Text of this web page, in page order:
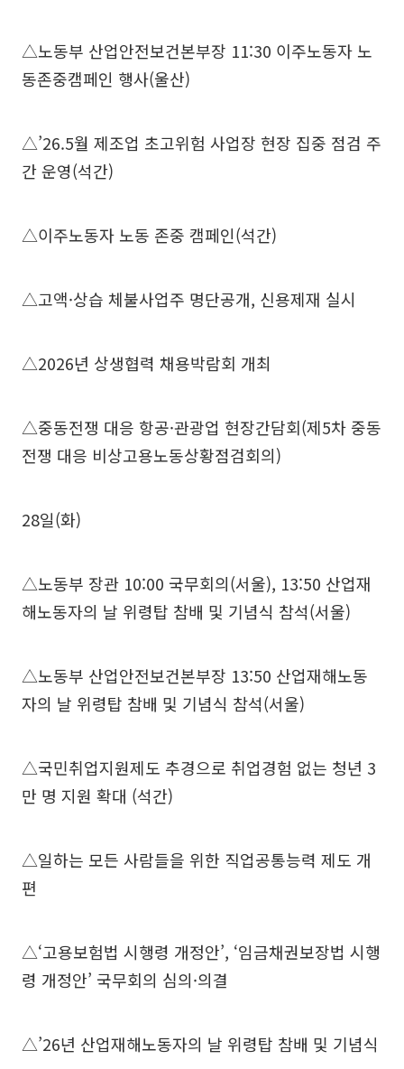
△노동부 산업안전보건본부장 11:30 이주노동자 노
동존중캠페인 행사(울산)
△’26.5월 제조업 초고위험 사업장 현장 집중 점검 주
간 운영(석간)
△이주노동자 노동 존중 캠페인(석간)
△고액·상습 체불사업주 명단공개, 신용제재 실시
△2026년 상생협력 채용박람회 개최
△중동전쟁 대응 항공·관광업 현장간담회(제5차 중동
전쟁 대응 비상고용노동상황점검회의)
28일(화)
△노동부 장관 10:00 국무회의(서울), 13:50 산업재
해노동자의 날 위령탑 참배 및 기념식 참석(서울)
△노동부 산업안전보건본부장 13:50 산업재해노동
자의 날 위령탑 참배 및 기념식 참석(서울)
△국민취업지원제도 추경으로 취업경험 없는 청년 3
만 명 지원 확대 (석간)
△일하는 모든 사람들을 위한 직업공통능력 제도 개
편
△‘고용보험법 시행령 개정안’, ‘임금채권보장법 시행
령 개정안’ 국무회의 심의·의결
△’26년 산업재해노동자의 날 위령탑 참배 및 기념식